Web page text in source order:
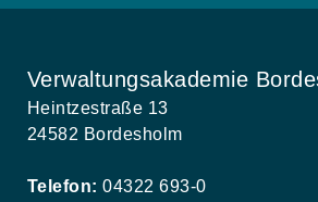
Verwaltungsakademie
Heintzestraße 13
24582 Bordesholm
Telefon: 04322 693-0